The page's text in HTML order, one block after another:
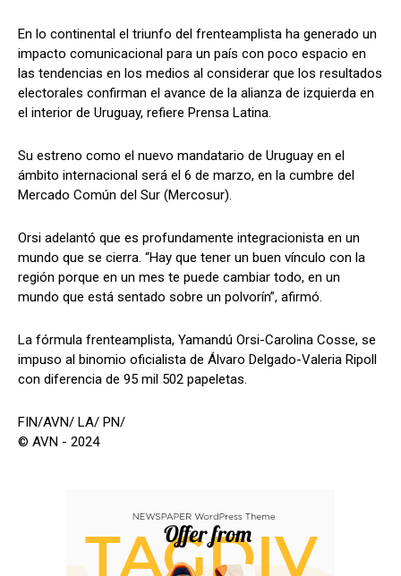
En lo continental el triunfo del frenteamplista ha generado un
impacto comunicacional para un país con poco espacio en
las tendencias en los medios al considerar que los resultados
electorales confirman el avance de la alianza de izquierda en
el interior de Uruguay, refiere Prensa Latina.
Su estreno como el nuevo mandatario de Uruguay en el
ámbito internacional será el 6 de marzo, en la cumbre del
Mercado Común del Sur (Mercosur).
Orsi adelantó que es profundamente integracionista en un
mundo que se cierra. “Hay que tener un buen vínculo con la
región porque en un mes te puede cambiar todo, en un
mundo que está sentado sobre un polvorín”, afirmó.
La fórmula frenteamplista, Yamandú Orsi-Carolina Cosse, se
impuso al binomio oficialista de Álvaro Delgado-Valeria Ripoll
con diferencia de 95 mil 502 papeletas.
FIN/AVN/ LA/ PN/
© AVN - 2024